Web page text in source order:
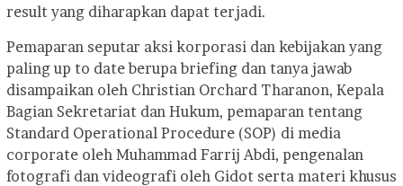
result yang diharapkan dapat terjadi.
Pemaparan seputar aksi korporasi dan kebijakan yang
paling up to date berupa briefing dan tanya jawab
disampaikan oleh Christian Orchard Tharanon, Kepala
Bagian Sekretariat dan Hukum, pemaparan tentang
Standard Operational Procedure (SOP) di media
corporate oleh Muhammad Farrij Abdi, pengenalan
fotografi dan videografi oleh Gidot serta materi khusus